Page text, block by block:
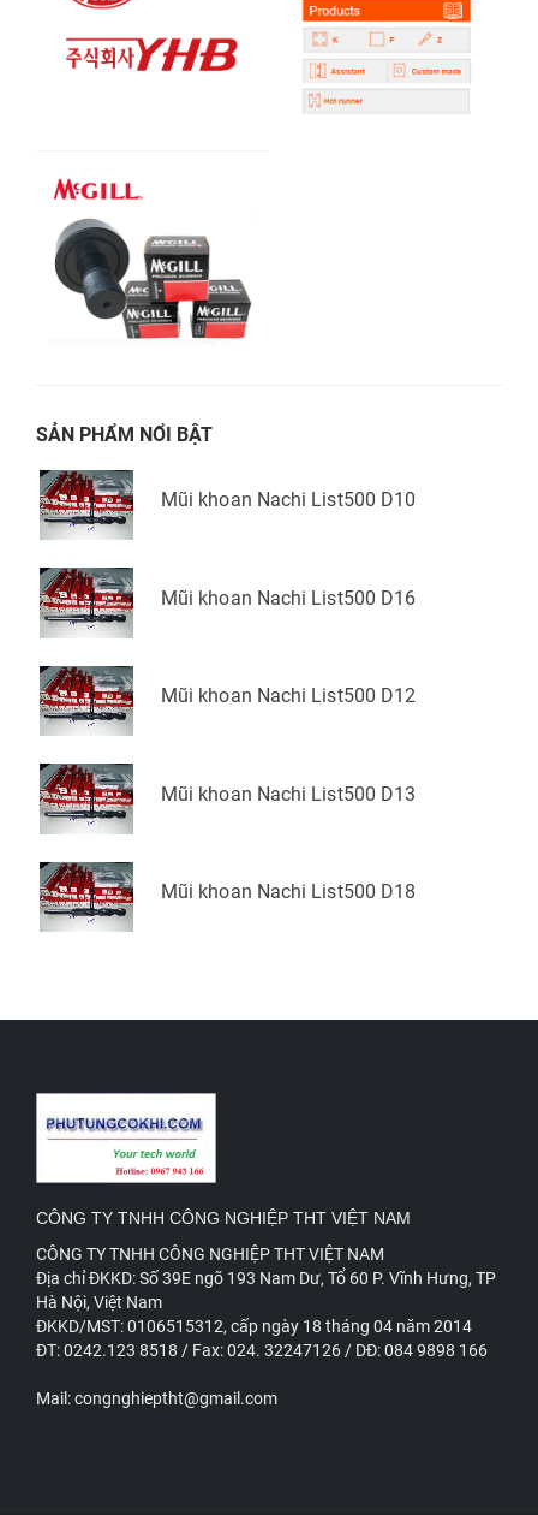
SẢN PHẨM NỔI BẬT
Mũi khoan Nachi List500 D10
Mũi khoan Nachi List500 D16
Mũi khoan Nachi List500 D12
Mũi khoan Nachi List500 D13
Mũi khoan Nachi List500 D18
CÔNG TY TNHH CÔNG NGHIỆP THT VIỆT NAM
CÔNG TY TNHH CÔNG NGHIỆP THT VIỆT NAM
Địa chỉ ĐKKD: Số 39E ngõ 193 Nam Dư, Tổ 60 P. Vĩnh Hưng, TP
Hà Nội, Việt Nam
ĐKKD/MST: 0106515312, cấp ngày 18 tháng 04 năm 2014
ĐT: 0242.123 8518 / Fax: 024. 32247126 / DĐ: 084 9898 166
Mail: congnghieptht@gmail.com